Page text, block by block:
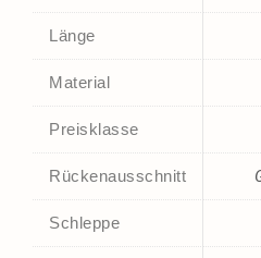
Länge
Material
Preisklasse
Rückenausschnitt
Schleppe